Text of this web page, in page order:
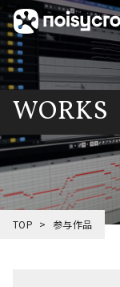
WORKS
TOP 参与作品